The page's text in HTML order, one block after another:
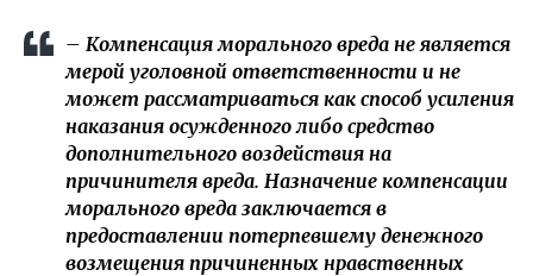
– Компенсация морального вреда не является
мерой уголовной ответственности и не
может рассматриваться как способ усиления
наказания осужденного либо средство
дополнительного воздействия на
причинителя вреда. Назначение компенсации
морального вреда заключается в
предоставлении потерпевшему денежного
возмещения причиненных нравственных